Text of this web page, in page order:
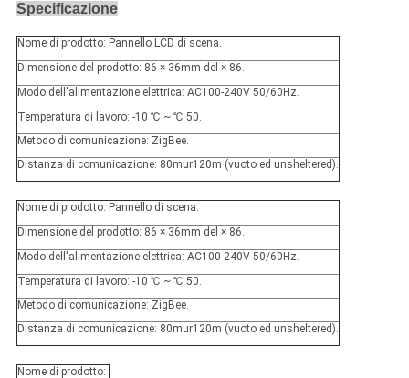
Specificazione
Nome di prodotto: Pannello LCD di scena.
Dimensione del prodotto: 86 × 36mm del × 86.
Modo dell'alimentazione elettrica: AC100-240V 50/60Hz.
Temperatura di lavoro: -10 ℃ ~ ℃ 50.
Metodo di comunicazione: ZigBee.
Distanza di comunicazione: 80mur120m (vuoto ed unsheltered).
Nome di prodotto: Pannello di scena.
Dimensione del prodotto: 86 × 36mm del × 86.
Modo dell'alimentazione elettrica: AC100-240V 50/60Hz.
Temperatura di lavoro: -10 ℃ ~ ℃ 50.
Metodo di comunicazione: ZigBee.
Distanza di comunicazione: 80mur120m (vuoto ed unsheltered).
Nome di prodotto: